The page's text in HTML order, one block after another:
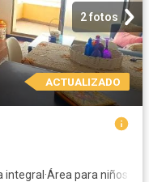
2 fotos
ACTUALIZADO
integral ·Área para niños